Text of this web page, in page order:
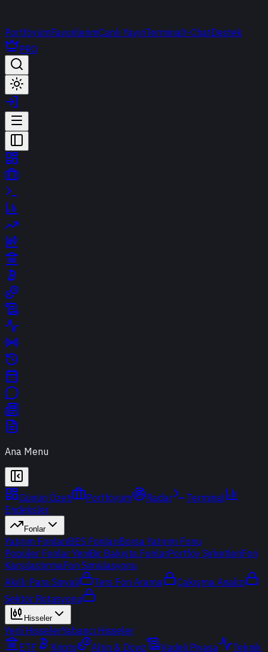
PortföyümFavorilerimCanlı YayınTerminalt-ChatDestek
PRO
Ana Menu
Günün Özeti Portföyüm Radar
Terminal
Endeksler
Fonlar
Yatırım FonlarıBES FonlarıBorsa Yatırım Fonu
Popüler Fonlar YeniBir Bakışta FonlarPortföy ŞirketleriFon
KarşılaştırmaFon Simülasyonu
Akıllı Para Sinyali
Ters Fon Arama
Çakışma Analizi
Sektör Rotasyonu
Hisseler
Yerli HisselerYabancı Hisseler
ETF
Kripto Altın & Döviz Vadeli Piyasa
Teknik